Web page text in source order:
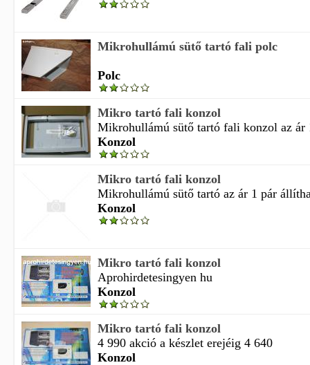
Mikrohullámú sütő tartó fali polc
Polc
Mikro tartó fali konzol
Mikrohullámú sütő tartó fali konzol az ár
Konzol
Mikro tartó fali konzol
Mikrohullámú sütő tartó az ár 1 pár
Konzol
Mikro tartó fali konzol
Aprohirdetesingyen hu
Konzol
Mikro tartó fali konzol
4 990 akció a készlet erejéig 4 640
Konzol